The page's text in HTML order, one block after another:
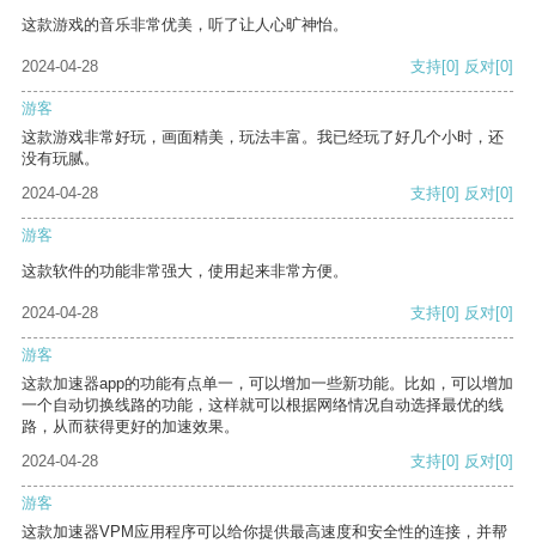
这款游戏的音乐非常优美，听了让人心旷神怡。
2024-04-28 支持[0] 反对[0]
游客
这款游戏非常好玩，画面精美，玩法丰富。我已经玩了好几个小时，还
没有玩腻。
2024-04-28
支持[0] 反对[0]
游客
这款软件的功能非常强大，使用起来非常方便。
2024-04-28 支持[0] 反对[0]
游客
这款加速器app的功能有点单一，可以增加一些新功能。比如，可以增加
一个自动切换线路的功能，这样就可以根据网络情况自动选择最优的线
路，从而获得更好的加速效果。
2024-04-28
支持[0] 反对[0]
游客
这款加速器VPM应用程序可以给你提供最高速度和安全性的连接，并帮